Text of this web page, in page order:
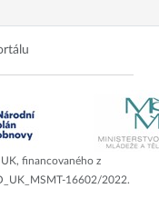
financovaného z
16602/2022.